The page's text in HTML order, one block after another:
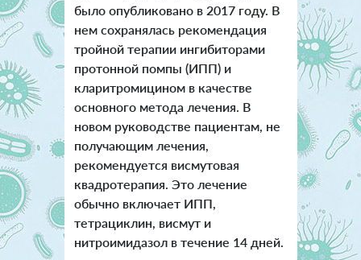
было опубликовано в 2017 году. В
нем сохранялась рекомендация
тройной терапии ингибиторами
протонной помпы (ИПП) и
кларитромицином в качестве
основного метода лечения. В
новом руководстве пациентам, не
получающим лечения,
рекомендуется висмутовая
квадротерапия. Это лечение
обычно включает ИПП,
тетрациклин, висмут и
нитроимидазол в течение 14 дней.